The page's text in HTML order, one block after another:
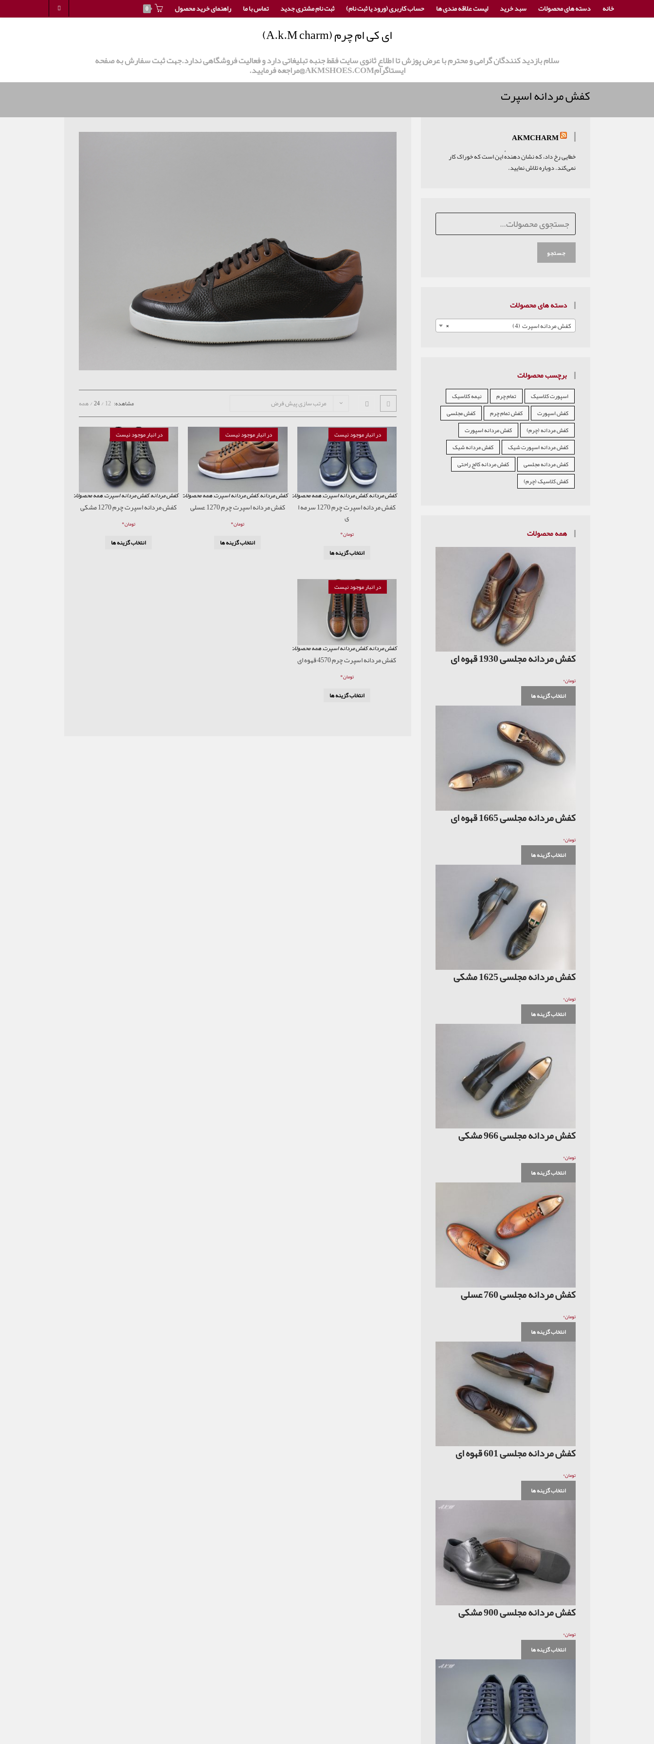
خانه دسته های محصولات سبد خرید لیست علاقه مندی ها حساب کاربری (ورود یا ثبت نام) ثبت نام مشتری جدید تماس با ما راهنمای خرید محصول 0
ای کی ام چرم (A.k.M charm)
سلام بازدید کنندگان گرامی و محترم با عرض پوزش تا اطلاع ثانوی سایت فقط جنبه تبلیغاتی دارد و فعالیت فروشگاهی ندارد.جهت ثبت سفارش به صفحه
ایستاگرامAKMSHOES.COM@مراجعه فرمایید.
کفش مردانه اسپرت
مرتب سازی پیش فرض مشاهده: 12
24 همه
در انبار موجود نیست
کفش مردانه,کفش مردانه اسپرت,همه محصولات
کفش مردانه اسپرت چرم 1270 سرمه ا
ی
تومان۰
انتخاب گزینه ها
در انبار موجود نیست
کفش مردانه,کفش مردانه اسپرت,همه محصولات
کفش مردانه اسپرت چرم 1270 عسلی
تومان۰
انتخاب گزینه ها
در انبار موجود نیست
کفش مردانه,کفش مردانه اسپرت,همه محصولات
کفش مردانه اسپرت چرم 1270 مشکی
تومان۰
انتخاب گزینه ها
در انبار موجود نیست
کفش مردانه,کفش مردانه اسپرت,همه محصولات
کفش مردانه اسپرت چرم 4570 قهوه ای
تومان۰
انتخاب گزینه ها
AKMCHARM
خطایی رخ داد، که نشان دهندهٔ این است که خوراک کار
نمی‌کند. دوباره تلاش نمایید.
جستجو
دسته های محصولات
× کفش مردانه اسپرت (4)
برچسب محصولات
اسپورت کلاسیک تمام چرم
نیمه کلاسیک
کفش اسپورت
کفش تمام چرم
کفش مجلسی
کفش مردانه (چرم)
کفش مردانه اسپورت
کفش مردانه اسپورت شیک
کفش مردانه شیک
کفش مردانه مجلسی
کفش مردانه کالج راحتی
کفش کلاسیک (چرم)
همه محصولات
کفش مردانه مجلسی 1930 قهوه ای
تومان۰
انتخاب گزینه ها
کفش مردانه مجلسی 1665 قهوه ای
تومان۰
انتخاب گزینه ها
کفش مردانه مجلسی 1625 مشکی
تومان۰
انتخاب گزینه ها
کفش مردانه مجلسی 966 مشکی
تومان۰
انتخاب گزینه ها
کفش مردانه مجلسی 760 عسلی
تومان۰
انتخاب گزینه ها
کفش مردانه مجلسی 601 قهوه ای
تومان۰
انتخاب گزینه ها
کفش مردانه مجلسی 900 مشکی
تومان۰
انتخاب گزینه ها